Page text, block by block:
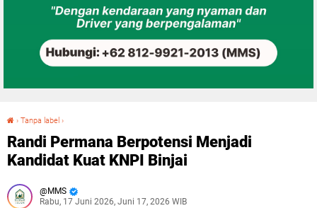
› Tanpa label ›
Randi Permana Berpotensi Menjadi
Kandidat Kuat KNPI Binjai
MMS
Rabu, 17 Juni 2026, Juni 17, 2026 WIB